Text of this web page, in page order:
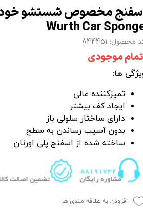
مخصوص شستشو
Wurth Car
محصول: 844451
موجودی
ها:
تمیزکننده عالی
ایجاد کف بیشتر
دارای ساختار سلولی باز
بدون آسیب رساندن به سطح
ساخته شده از اسفنج پلی اورتان
افزودن به علاقه مندی ها